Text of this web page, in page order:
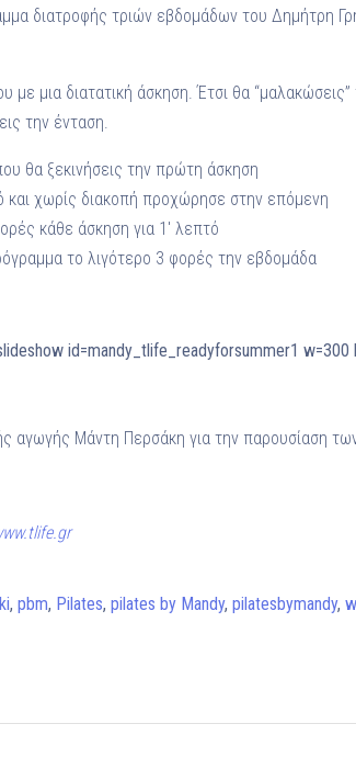
διατροφής τριών εβδομάδων του Δημήτρη
με μια διατατική άσκηση. Έτσι θα
την ένταση.
θα ξεκινήσεις την πρώτη άσκηση
και χωρίς διακοπή προχώρησε στην επόμενη
κάθε άσκηση για 1′ λεπτό
το λιγότερο 3 φορές την εβδομάδα
id=mandy_tlife_readyforsummer1 w=300
αγωγής Μάντη Περσάκη για την παρουσίαση
, pbm, Pilates, pilates by Mandy, pilatesbymandy,